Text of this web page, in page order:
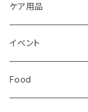
Altra
ibex
ULTIMATE
Hiker Trash
OS1st
extremities
Teton Bros.
RawLow Mountain
Okara
Halo Commodity
Extremities
Km4k
ケア用品
ROD
Correct Toes
イベント
Zero Limits in
Food